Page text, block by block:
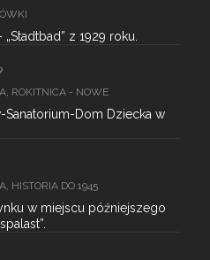
z 1929 roku.
, ROKITNICA - NOWE
Sanatorium-Dom Dziecka w
, HISTORIA DO 1945
w miejscu późniejszego